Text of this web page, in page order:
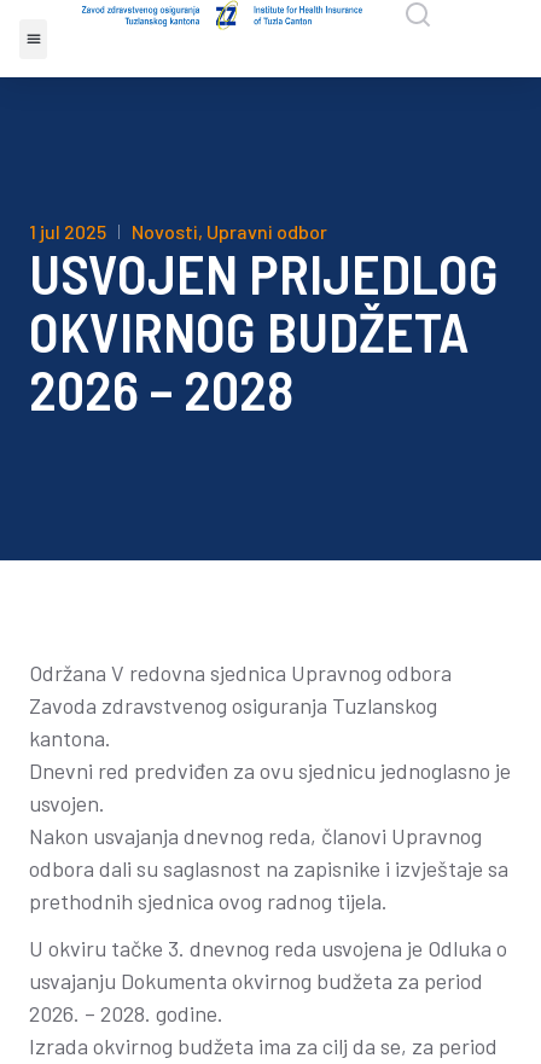
1 jul 2025 Novosti, Upravni odbor
USVOJEN PRIJEDLOG
OKVIRNOG BUDŽETA
2026 – 2028
Održana V redovna sjednica Upravnog odbora
Zavoda zdravstvenog osiguranja Tuzlanskog
kantona.
Dnevni red predviđen za ovu sjednicu jednoglasno je
usvojen.
Nakon usvajanja dnevnog reda, članovi Upravnog
odbora dali su saglasnost na zapisnike i izvještaje sa
prethodnih sjednica ovog radnog tijela.
U okviru tačke 3. dnevnog reda usvojena je Odluka o
usvajanju Dokumenta okvirnog budžeta za period
2026. – 2028. godine.
Izrada okvirnog budžeta ima za cilj da se, za period